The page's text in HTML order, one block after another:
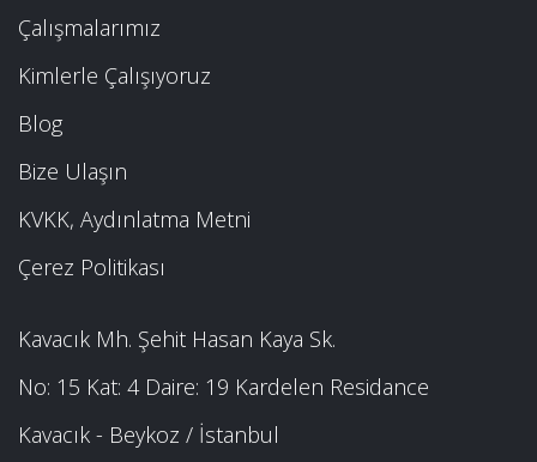
Çalışmalarımız
Kimlerle Çalışıyoruz
Blog
Bize Ulaşın
KVKK, Aydınlatma Metni
Çerez Politikası
Kavacık Mh. Şehit Hasan Kaya Sk.
No: 15 Kat: 4 Daire: 19 Kardelen Residance
Kavacık - Beykoz / İstanbul